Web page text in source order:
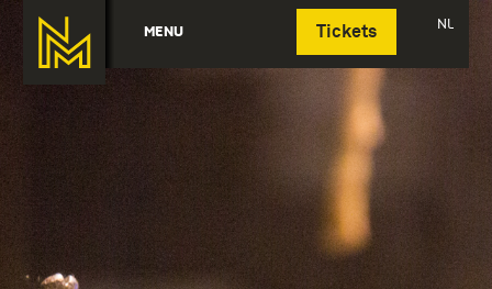
MENU Tickets NL
Deutsch